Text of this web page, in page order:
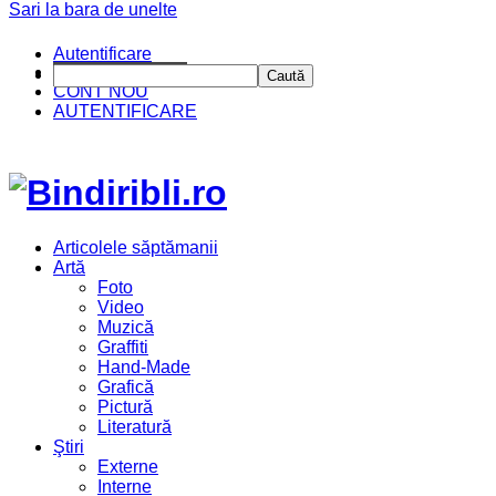
CINE SUNTEM?
CONT NOU
AUTENTIFICARE
Articolele săptămanii
Artă
Foto
Video
Muzică
Graffiti
Hand-Made
Grafică
Pictură
Literatură
Ştiri
Externe
Interne
Sari la bara de unelte
Autentificare
Caută